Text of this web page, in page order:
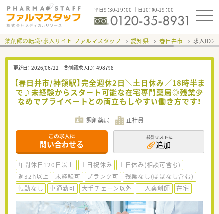
平日9：30-19：00 土日10：00-19：00
薬剤師の転職・求人サイト ファルマスタッフ 愛知県 春日井市 求人ID：
更新日： 2026/06/22 薬剤師求人ID： 498798
【春日井市/神領駅】完全週休2日＼土日休み／18時半ま
で♪未経験からスタート可能な在宅専門薬局◎残業少
なめでプライベートとの両立もしやすい働き方です！
調剤薬局 正社員
この求人に
問い合わせる
検討リストに
追加
年間休日120日以上 土日祝休み
土日休み(相談可含む)
週32h以上
未経験可 ブランク可
残業なし(ほぼなし含む)
転勤なし
車通勤可 大手チェーン以外 一人薬剤師 在宅